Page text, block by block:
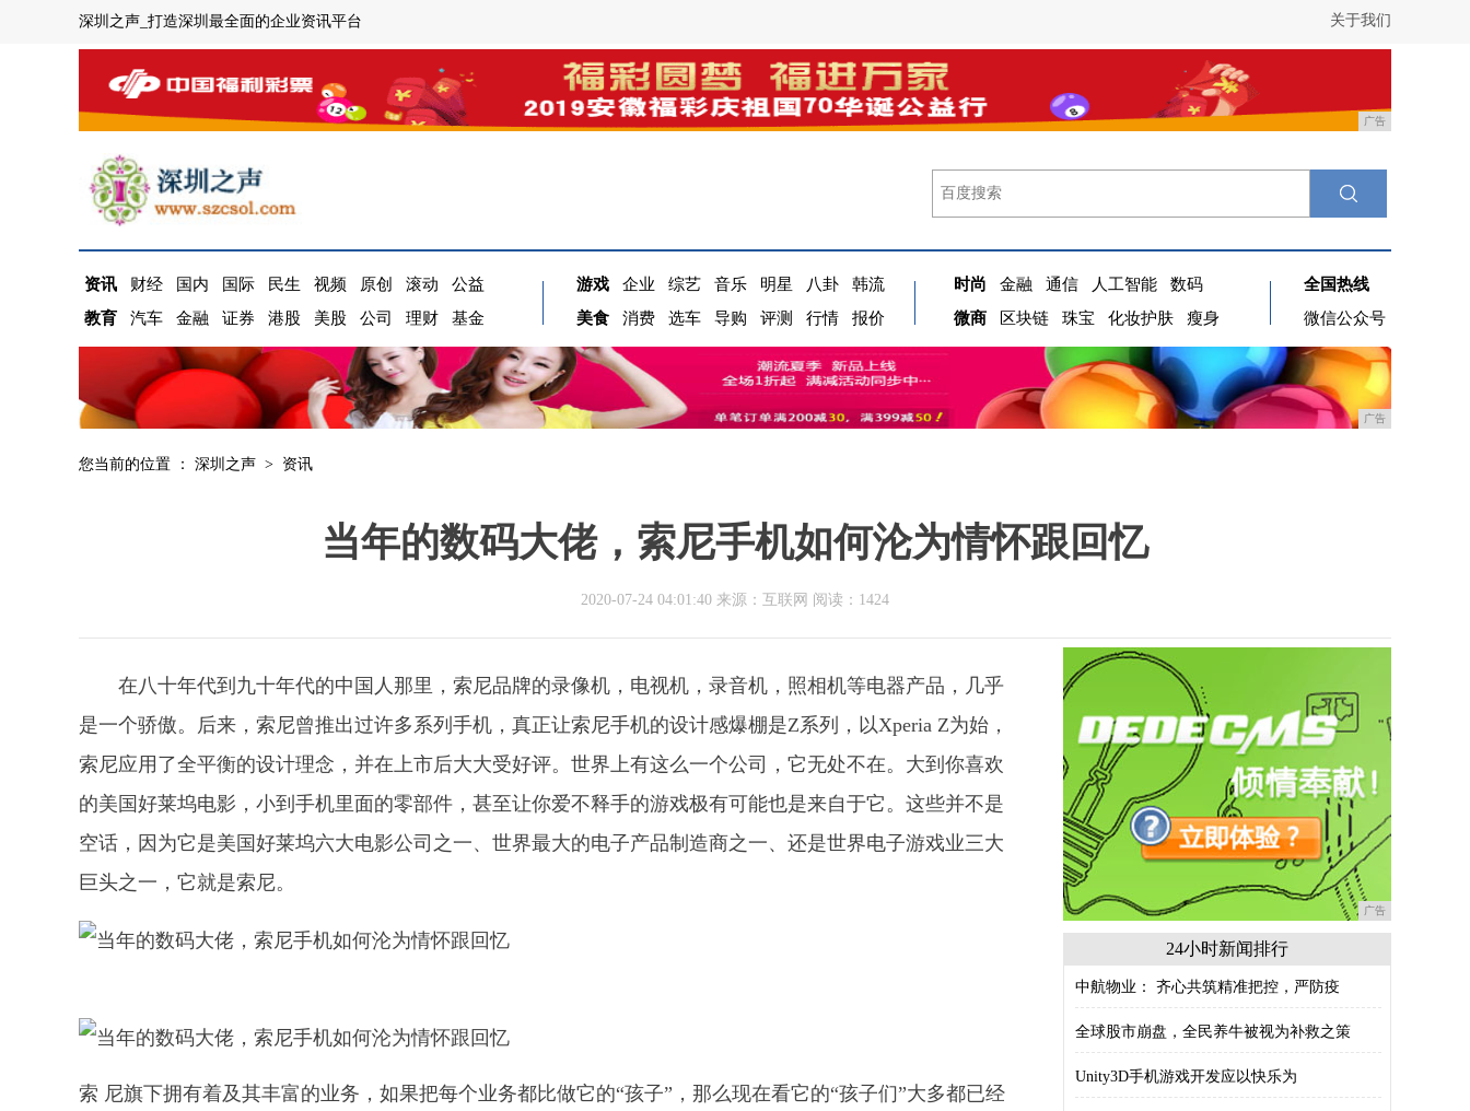
关于我们
深圳之声_打造深圳最全面的企业资讯平台
广告
资讯 财经 国内 国际 民生 视频 原创 滚动
公益
教育
汽车 金融 证券 港股 美股 公司 理财 基金
游戏 企业 综艺 音乐 明星 八卦
韩流
美食
消费 选车 导购 评测 行情 报价
时尚 金融 通信 人工智能
数码
微商
区块链 珠宝 化妆护肤 瘦身
全国热线
微信公众号
广告
您当前的位置 ： 深圳之声 > 资讯
当年的数码大佬，索尼手机如何沦为情怀跟回忆
2020-07-24 04:01:40 来源：互联网 阅读：1424
在八十年代到九十年代的中国人那里，索尼品牌的录像机，电视机，录音机，照相机等电器产品，几乎
是一个骄傲。后来，索尼曾推出过许多系列手机，真正让索尼手机的设计感爆棚是Z系列，以Xperia Z为始，
索尼应用了全平衡的设计理念，并在上市后大大受好评。世界上有这么一个公司，它无处不在。大到你喜欢
的美国好莱坞电影，小到手机里面的零部件，甚至让你爱不释手的游戏极有可能也是来自于它。这些并不是
空话，因为它是美国好莱坞六大电影公司之一、世界最大的电子产品制造商之一、还是世界电子游戏业三大
巨头之一，它就是索尼。
索 尼旗下拥有着及其丰富的业务，如果把每个业务都比做它的“孩子”，那么现在看它的“孩子们”大多都已经
广告
24小时新闻排行
中航物业： 齐心共筑精准把控，严防疫
全球股市崩盘，全民养牛被视为补救之策
Unity3D手机游戏开发应以快乐为